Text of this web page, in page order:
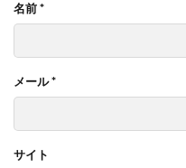
名前*
メール*
サイト